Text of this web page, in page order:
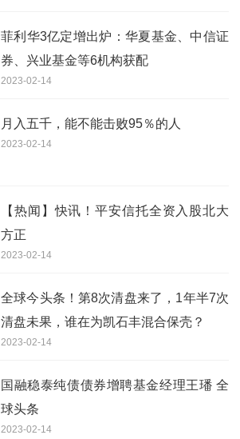
菲利华3亿定增出炉：华夏基金、中信证
券、兴业基金等6机构获配
2023-02-14
月入五千，能不能击败95％的人
2023-02-14
【热闻】快讯！平安信托全资入股北大
方正
2023-02-14
全球今头条！第8次清盘来了，1年半7次
清盘未果，谁在为凯石丰混合保壳？
2023-02-14
国融稳泰纯债债券增聘基金经理王璠 全
球头条
2023-02-14